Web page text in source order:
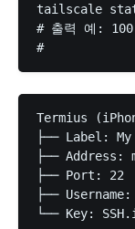
tailscale
# 출력 예:
Termius
├── Label:
├──
├── Port: 22
├──